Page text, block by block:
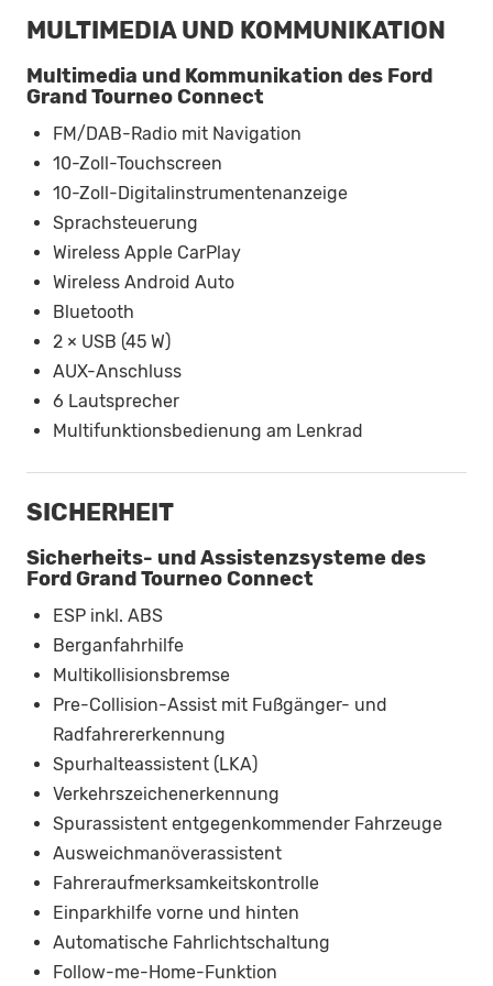
MULTIMEDIA UND KOMMUNIKATION
Multimedia und Kommunikation des Ford
Grand Tourneo Connect
FM/DAB-Radio mit Navigation
10-Zoll-Touchscreen
10-Zoll-Digitalinstrumentenanzeige
Sprachsteuerung
Wireless Apple CarPlay
Wireless Android Auto
Bluetooth
2 × USB (45 W)
AUX-Anschluss
6 Lautsprecher
Multifunktionsbedienung am Lenkrad
SICHERHEIT
Sicherheits- und Assistenzsysteme des
Ford Grand Tourneo Connect
ESP inkl. ABS
Berganfahrhilfe
Multikollisionsbremse
Pre-Collision-Assist mit Fußgänger- und
Radfahrererkennung
Spurhalteassistent (LKA)
Verkehrszeichenerkennung
Spurassistent entgegenkommender Fahrzeuge
Ausweichmanöverassistent
Fahreraufmerksamkeitskontrolle
Einparkhilfe vorne und hinten
Automatische Fahrlichtschaltung
Follow-me-Home-Funktion